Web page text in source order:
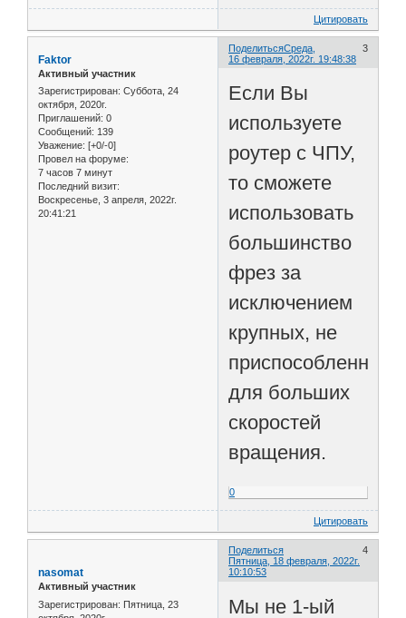
Цитировать
Поделиться 3
Среда,
16 февраля, 2022г. 19:48:38
Faktor
Активный участник
Зарегистрирован: Суббота, 24
октября, 2020г.
Приглашений: 0
Сообщений: 139
Уважение: [+0/-0]
Провел на форуме:
7 часов 7 минут
Последний визит:
Воскресенье, 3 апреля, 2022г.
20:41:21
Если Вы
используете
роутер с ЧПУ,
то сможете
использовать
большинство
фрез за
исключением
крупных, не
приспособленных
для больших
скоростей
вращения.
0
Цитировать
Поделиться
4
Пятница, 18 февраля, 2022г.
10:10:53
nasomat
Активный участник
Зарегистрирован: Пятница, 23
Мы не 1-ый